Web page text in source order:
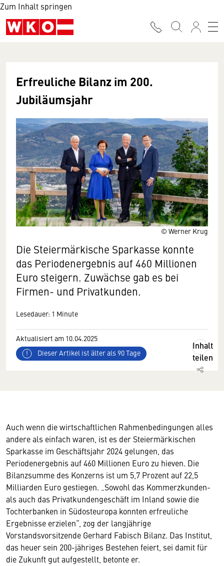
Zum Inhalt springen
© Werner Krug
Erfreuliche Bilanz im 200.
Jubiläumsjahr
Die Steiermärkische Sparkasse konnte
das Periodenergebnis auf 460 Millionen
Euro steigern. Zuwächse gab es bei
Firmen- und Privatkunden.
Lesedauer: 1 Minute
Aktualisiert am 10.04.2025
Dieser Artikel ist älter als 90 Tage
Inhalt
teilen
Auch wenn die wirtschaftlichen Rahmenbedingungen alles
andere als einfach waren, ist es der Steiermärkischen
Sparkasse im Geschäftsjahr 2024 gelungen, das
Periodenergebnis auf 460 Millionen Euro zu hieven. Die
Bilanzsumme des Konzerns ist um 5,7 Prozent auf 22,5
Milliarden Euro gestiegen. „Sowohl das Kommerzkunden-
als auch das Privatkundengeschäft im Inland sowie die
Tochterbanken in Südosteuropa konnten erfreuliche
Ergebnisse erzielen“, zog der langjährige
Vorstandsvorsitzende Gerhard Fabisch Bilanz. Das Institut,
das heuer sein 200-jähriges Bestehen feiert, sei damit für
die Zukunft gut aufgestellt, betonte er.